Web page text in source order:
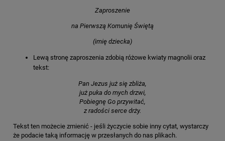
Zaproszenie
na Pierwszą Komunię Świętą
(imię dziecka)
Lewą stronę zaproszenia zdobią różowe kwiaty magnolii oraz
tekst:
Pan Jezus już się zbliża,
już puka do mych drzwi,
Pobiegnę Go przywitać,
z radości serce drży.
Tekst ten możecie zmienić - jeśli życzycie sobie inny cytat, wystarczy
że podacie taką informację w przesłanych do nas plikach.